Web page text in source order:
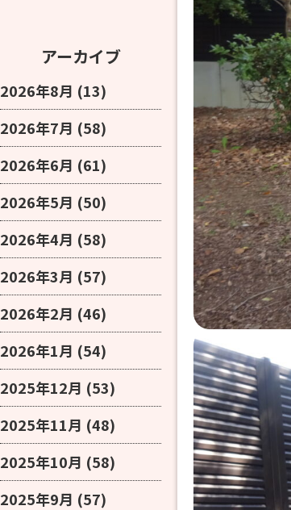
アーカイブ
2026年8月 (13)
2026年7月 (58)
2026年6月 (61)
2026年5月 (50)
2026年4月 (58)
2026年3月 (57)
2026年2月 (46)
2026年1月 (54)
2025年12月 (53)
2025年11月 (48)
2025年10月 (58)
2025年9月 (57)